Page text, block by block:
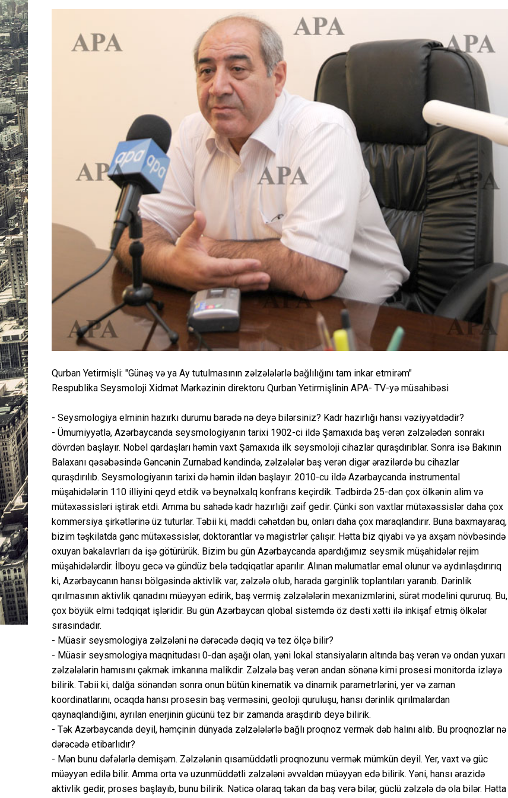
Qurban Yetirmişli: "Günəş və ya Ay tutulmasının zəlzələlərlə bağlılığını tam inkar etmirəm"
Respublika Seysmoloji Xidmət Mərkəzinin direktoru Qurban Yetirmişlinin APA- TV-yə müsahibəsi
- Seysmologiya elminin hazırkı durumu barədə nə deyə bilərsiniz? Kadr hazırlığı hansı vəziyyətdədir?
- Ümumiyyətlə, Azərbaycanda seysmologiyanın tarixi 1902-ci ildə Şamaxıda baş verən zəlzələdən sonrakı
dövrdən başlayır. Nobel qardaşları həmin vaxt Şamaxıda ilk seysmoloji cihazlar quraşdırıblar. Sonra isə Bakının
Balaxanı qəsəbəsində Gəncənin Zurnabad kəndində, zəlzələlər baş verən digər ərazilərdə bu cihazlar
quraşdırılıb. Seysmologiyanın tarixi də həmin ildən başlayır. 2010-cu ildə Azərbaycanda instrumental
müşahidələrin 110 illiyini qeyd etdik və beynəlxalq konfrans keçirdik. Tədbirdə 25-dən çox ölkənin alim və
mütəxəssisləri iştirak etdi. Amma bu sahədə kadr hazırlığı zəif gedir. Çünki son vaxtlar mütəxəssislər daha çox
kommersiya şirkətlərinə üz tuturlar. Təbii ki, maddi cəhətdən bu, onları daha çox maraqlandırır. Buna baxmayaraq,
bizim təşkilatda gənc mütəxəssislər, doktorantlar və magistrlər çalışır. Hətta biz qiyabi və ya axşam növbəsində
oxuyan bakalavrları da işə götürürük. Bizim bu gün Azərbaycanda apardığımız seysmik müşahidələr rejim
müşahidələrdir. İlboyu gecə və gündüz belə tədqiqatlar aparılır. Alınan məlumatlar emal olunur və aydınlaşdırırıq
ki, Azərbaycanın hansı bölgəsində aktivlik var, zəlzələ olub, harada gərginlik toplantıları yaranıb. Dərinlik
qırılmasının aktivlik qanadını müəyyən edirik, baş vermiş zəlzələlərin mexanizmlərini, sürət modelini qururuq. Bu,
çox böyük elmi tədqiqat işləridir. Bu gün Azərbaycan qlobal sistemdə öz dəsti xətti ilə inkişaf etmiş ölkələr
sırasındadır.
- Müasir seysmologiya zəlzələni nə dərəcədə dəqiq və tez ölçə bilir?
- Müasir seysmologiya maqnitudası 0-dan aşağı olan, yəni lokal stansiyaların altında baş verən və ondan yuxarı
zəlzələlərin hamısını çəkmək imkanına malikdir. Zəlzələ baş verən andan sönənə kimi prosesi monitorda izləyə
bilirik. Təbii ki, dalğa sönəndən sonra onun bütün kinematik və dinamik parametrlərini, yer və zaman
koordinatlarını, ocaqda hansı prosesin baş verməsini, geoloji quruluşu, hansı dərinlik qırılmalardan
qaynaqlandığını, ayrılan enerjinin gücünü tez bir zamanda araşdırıb deyə bilirik.
- Tək Azərbaycanda deyil, həmçinin dünyada zəlzələlərlə bağlı proqnoz vermək dəb halını alıb. Bu proqnozlar nə
dərəcədə etibarlıdır?
- Mən bunu dəfələrlə demişəm. Zəlzələnin qısamüddətli proqnozunu vermək mümkün deyil. Yer, vaxt və güc
müəyyən edilə bilir. Amma orta və uzunmüddətli zəlzələni əvvəldən müəyyən edə bilirik. Yəni, hansı ərazidə
aktivlik gedir, proses başlayıb, bunu bilirik. Nəticə olaraq təkan da baş verə bilər, güclü zəlzələ də ola bilər. Hətta